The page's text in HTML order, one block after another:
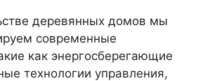
деревянных домов мы
современные
как энергосберегающие
технологии управления,